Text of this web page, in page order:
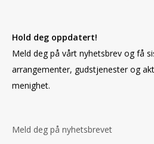
Hold deg oppdatert!
Meld deg på vårt nyhetsbrev og få
arrangementer, gudstjenester og
menighet.
Meld deg på nyhetsbrevet